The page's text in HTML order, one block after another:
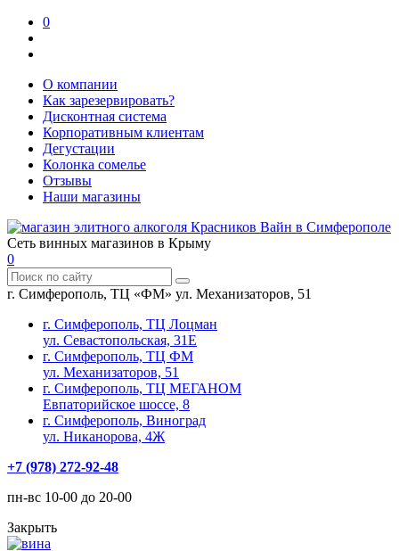
0
О компании
Как зарезервировать?
Дисконтная система
Корпоративным клиентам
Дегустации
Колонка сомелье
Отзывы
Наши магазины
Сеть винных магазинов в Крыму
0
г. Симферополь, ТЦ «ФМ» ул. Механизаторов, 51
г. Симферополь, ТЦ Лоцман
ул. Севастопольская, 31Е
г. Симферополь, ТЦ ФМ
ул. Механизаторов, 51
г. Симферополь, ТЦ МЕГАНОМ
Евпаторийское шоссе, 8
г. Симферополь, Виноград
ул. Никанорова, 4Ж
+7 (978) 272-92-48
пн-вс 10-00 до 20-00
Закрыть